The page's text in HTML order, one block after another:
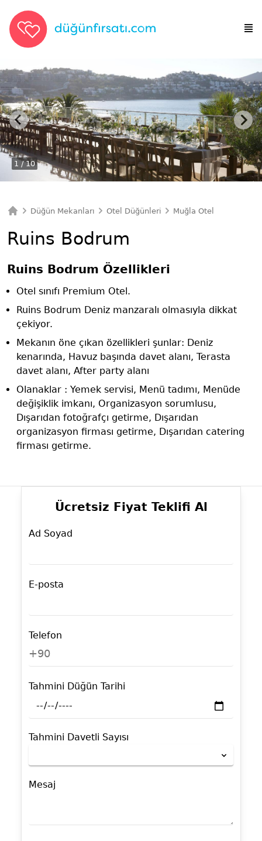
1 / 10
Düğün Mekanları Otel Düğünleri Muğla Otel Düğünleri
Ruins Bodrum
Ruins Bodrum Özellikleri
Otel sınıfı Premium Otel.
Ruins Bodrum Deniz manzaralı olmasıyla dikkat
çekiyor.
Mekanın öne çıkan özellikleri şunlar: Deniz
kenarında, Havuz başında davet alanı, Terasta
davet alanı, After party alanı
Olanaklar : Yemek servisi, Menü tadımı, Menüde
değişiklik imkanı, Organizasyon sorumlusu,
Dışarıdan fotoğrafçı getirme, Dışarıdan
organizasyon firması getirme, Dışarıdan catering
firması getirme.
Ücretsiz Fiyat Teklifi Al
Ad Soyad
E-posta
Telefon
+90
Tahmini Düğün Tarihi
Tahmini Davetli Sayısı
Mesaj